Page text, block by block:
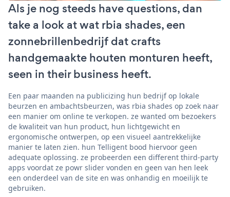
Als je nog steeds have questions, dan
take a look at wat rbia shades, een
zonnebrillenbedrijf dat crafts
handgemaakte houten monturen heeft,
seen in their business heeft.
Een paar maanden na publicizing hun bedrijf op lokale
beurzen en ambachtsbeurzen, was rbia shades op zoek naar
een manier om online te verkopen. ze wanted om bezoekers
de kwaliteit van hun product, hun lichtgewicht en
ergonomische ontwerpen, op een visueel aantrekkelijke
manier te laten zien. hun Telligent bood hiervoor geen
adequate oplossing. ze probeerden een different third-party
apps voordat ze powr slider vonden en geen van hen leek
een onderdeel van de site en was onhandig en moeilijk te
gebruiken.